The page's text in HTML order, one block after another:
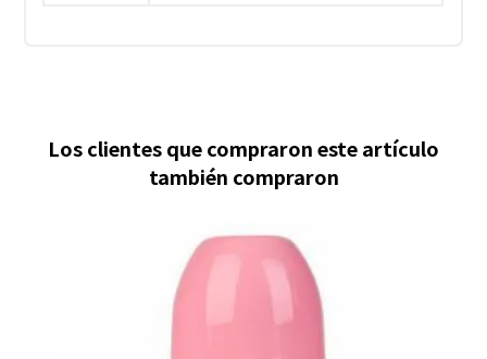
Los clientes que compraron este artículo
también compraron